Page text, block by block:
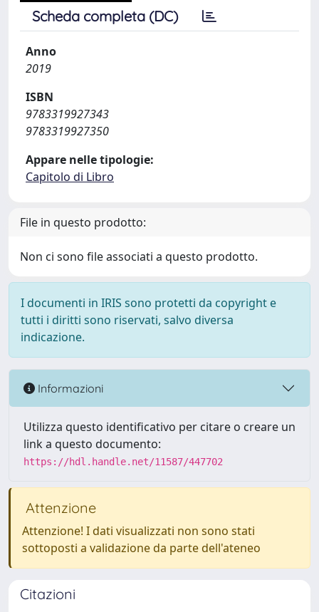
Scheda completa (DC)
Anno
2019
ISBN
9783319927343
9783319927350
Appare nelle tipologie:
Capitolo di Libro
File in questo prodotto:
Non ci sono file associati a questo prodotto.
I documenti in IRIS sono protetti da copyright e
tutti i diritti sono riservati, salvo diversa
indicazione.
Informazioni
Utilizza questo identificativo per citare o creare un
link a questo documento:
https://hdl.handle.net/11587/447702
Attenzione
Attenzione! I dati visualizzati non sono stati
sottoposti a validazione da parte dell'ateneo
Citazioni